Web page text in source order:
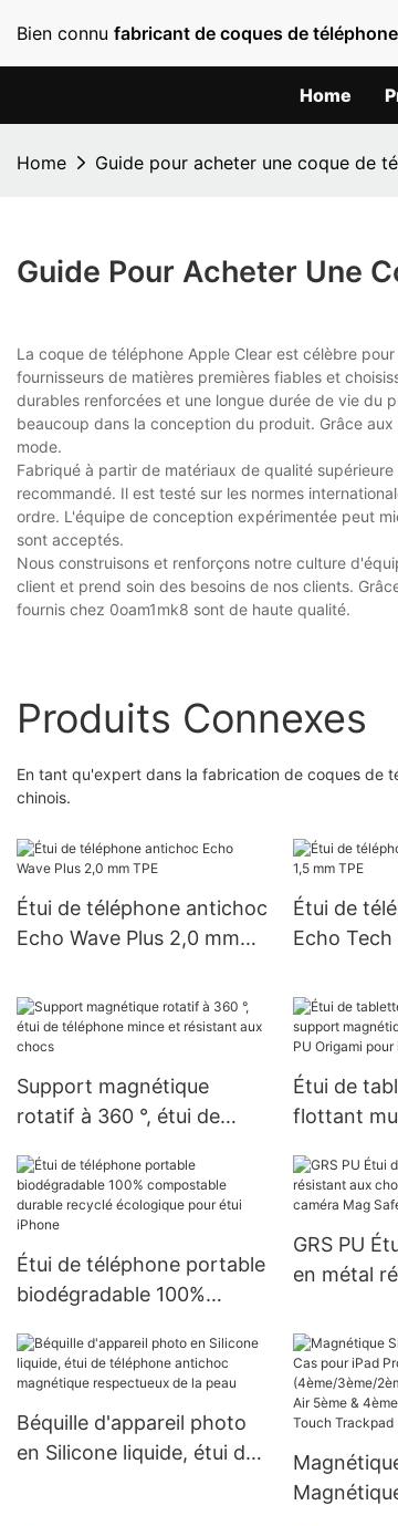
Bien connu fabricant de coques de téléphone
Home
Home Guide pour acheter une coque de
Guide Pour Acheter Une
La coque de téléphone Apple Clear est célèbre
fournisseurs de matières premières fiables et
durables renforcées et une longue durée de vie du
beaucoup dans la conception du produit. Grâce
mode.
Fabriqué à partir de matériaux de qualité
recommandé. Il est testé sur les normes
ordre. L'équipe de conception expérimentée peut
sont acceptés.
Nous construisons et renforçons notre culture
client et prend soin des besoins de nos clients.
fournis chez 0oam1mk8 sont de haute qualité.
Produits Connexes
En tant qu'expert dans la fabrication de coques de
chinois.
Étui de téléphone antichoc
Echo Wave Plus 2,0 mm
Étui de
Echo Tech
Support magnétique
rotatif à 360 °, étui de
résistant aux chocs
Étui de
flottant
cuir PU
Étui de téléphone portable
biodégradable 100%
recyclé écologique pour
étui iPhone
GRS PU
en métal
caméra
Béquille d'appareil photo
en Silicone liquide, étui de